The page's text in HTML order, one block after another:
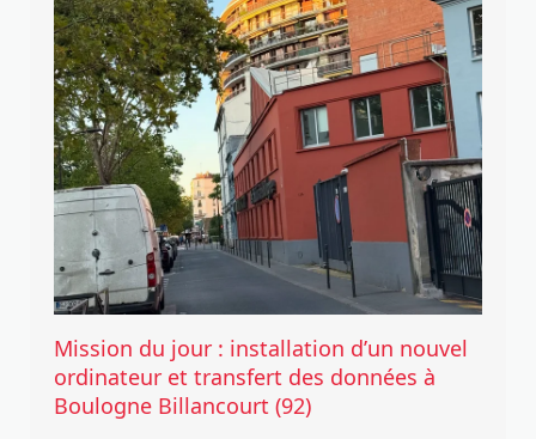
Mission du jour : installation d’un nouvel
ordinateur et transfert des données à
Boulogne Billancourt (92)